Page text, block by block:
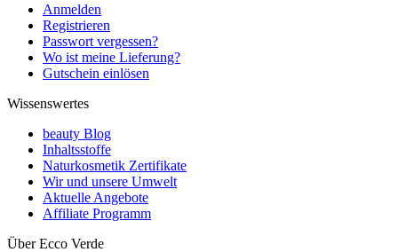
Anmelden
Registrieren
Passwort vergessen?
Wo ist meine Lieferung?
Gutschein einlösen
Wissenswertes
beauty Blog
Inhaltsstoffe
Naturkosmetik Zertifikate
Wir und unsere Umwelt
Aktuelle Angebote
Affiliate Programm
Über Ecco Verde